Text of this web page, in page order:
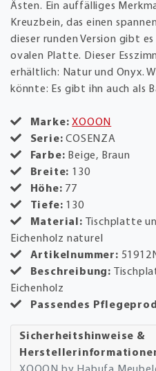
Ästen. Ein auffälliges
Kreuzbein, das einen
dieser runden Version gibt
ovalen Platte. Dieser
erhältlich: Natur und Onyx.
könnte: Es gibt ihn auch als
Marke: XOOON
Serie: COSENZA
Farbe: Beige, Braun
Breite: 130
Höhe: 77
Tiefe: 130
Material: Tischplatte
Eichenholz naturel
Artikelnummer:
Beschreibung:
Eichenholz
Passendes
Sicherheitshinweise &